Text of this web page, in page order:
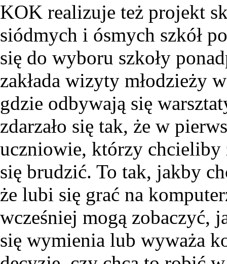
KOK realizuje też projekt
siódmych i ósmych szkół
się do wyboru szkoły
zakłada wizyty młodzieży
gdzie odbywają się
zdarzało się tak, że w
uczniowie, którzy chcieliby
się brudzić. To tak, jakby
że lubi się grać na
wcześniej mogą zobaczyć,
się wymienia lub wyważa